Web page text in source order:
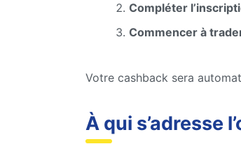
Compléter
Commencer à
Votre cashback sera
À qui s’adresse